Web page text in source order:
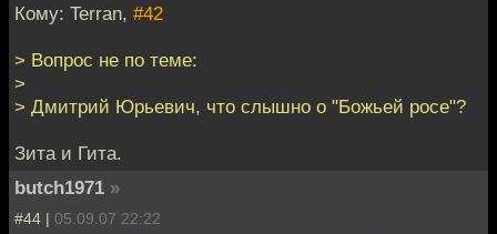
Кому: Terran, #42
> Вопрос не по теме:
>
> Дмитрий Юрьевич, что слышно о "Божьей росе"?
Зита и Гита.
butch1971 »
#44 | 05.09.07 22:22